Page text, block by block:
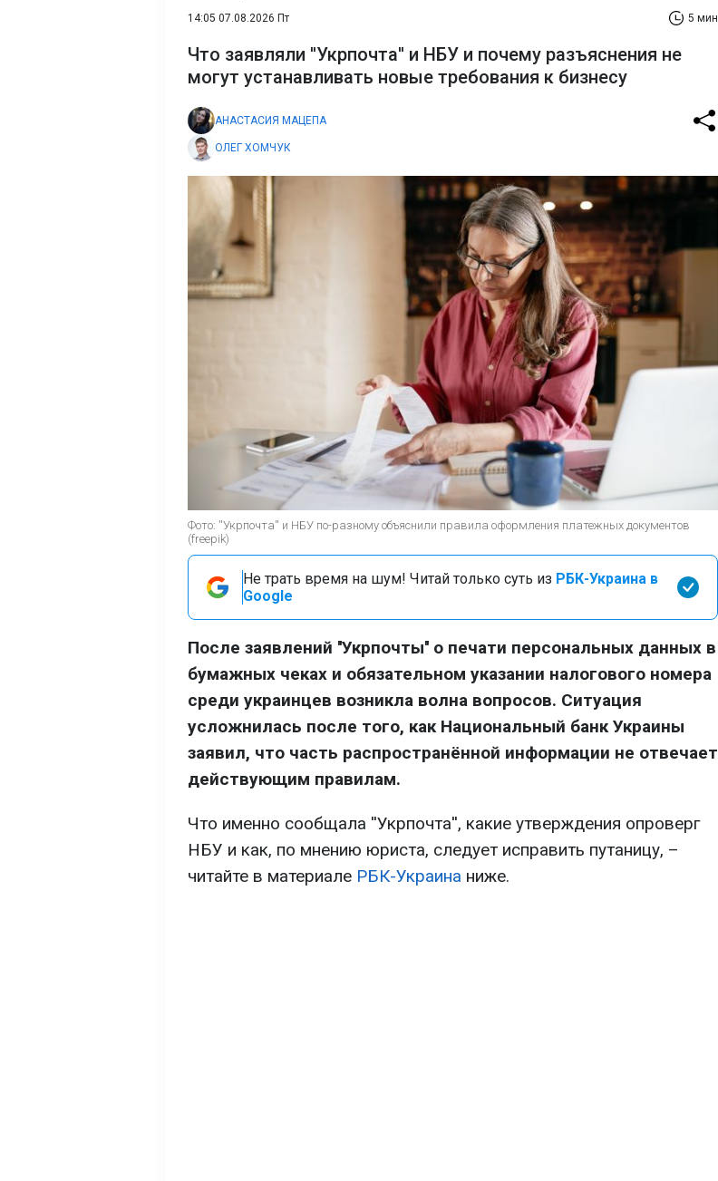
14:05 07.08.2026 Пт 5 мин
Что заявляли ''Укрпочта'' и НБУ и почему разъяснения не
могут устанавливать новые требования к бизнесу
АНАСТАСИЯ МАЦЕПА
ОЛЕГ ХОМЧУК
Фото: ''Укрпочта'' и НБУ по-разному объяснили правила оформления платежных документов
(freepik)
Не трать время на шум! Читай только суть из РБК-Украина в
Google
После заявлений ''Укрпочты'' о печати персональных данных в
бумажных чеках и обязательном указании налогового номера
среди украинцев возникла волна вопросов. Ситуация
усложнилась после того, как Национальный банк Украины
заявил, что часть распространённой информации не отвечает
действующим правилам.
Что именно сообщала ''Укрпочта'', какие утверждения опроверг
НБУ и как, по мнению юриста, следует исправить путаницу, –
читайте в материале РБК-Украина ниже.